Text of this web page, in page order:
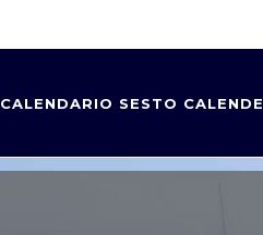
CALENDARIO SESTO CALENDE